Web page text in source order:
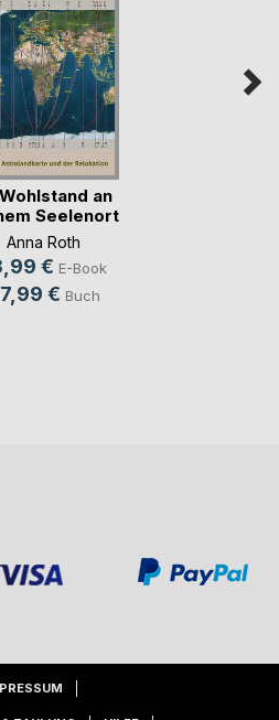
an
Seelenort
Anna Roth
€ E-Book
€ Buch